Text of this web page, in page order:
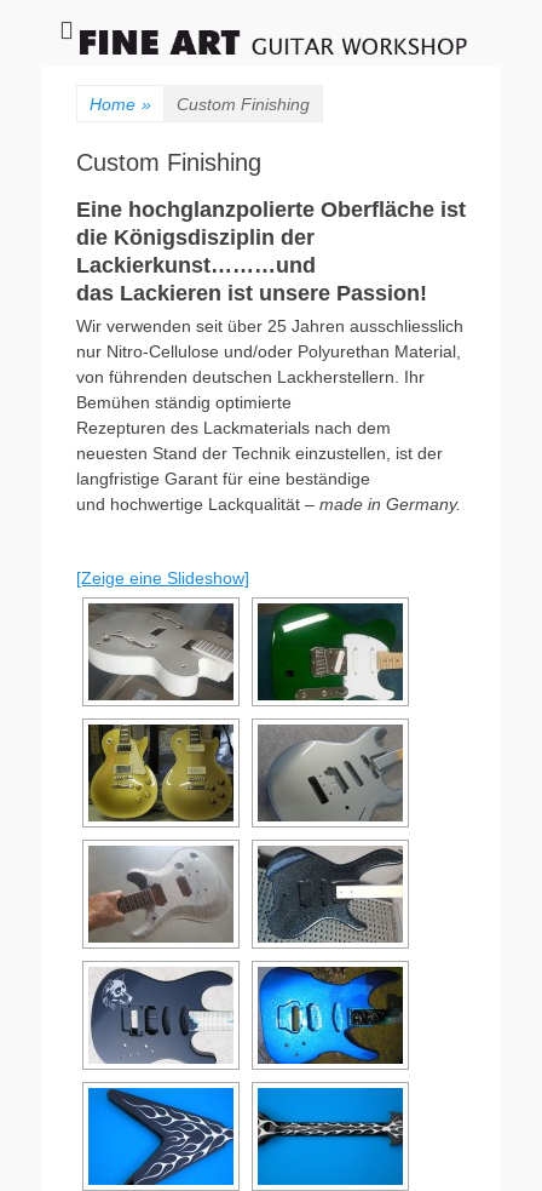
Fineart Guitar
Home » Custom Finishing
Custom Finishing
Eine hochglanzpolierte Oberfläche ist
die Königsdisziplin der
Lackierkunst………und
das Lackieren ist unsere Passion!
Wir verwenden seit über 25 Jahren ausschliesslich
nur Nitro-Cellulose und/oder Polyurethan Material,
von führenden deutschen Lackherstellern. Ihr
Bemühen ständig optimierte
Rezepturen des Lackmaterials nach dem
neuesten Stand der Technik einzustellen, ist der
langfristige Garant für eine beständige
und hochwertige Lackqualität – made in Germany.
[Zeige eine Slideshow]